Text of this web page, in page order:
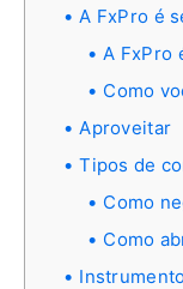
A FxPro é
A FxPro
Como
Aproveitar
Tipos de
Como
Como